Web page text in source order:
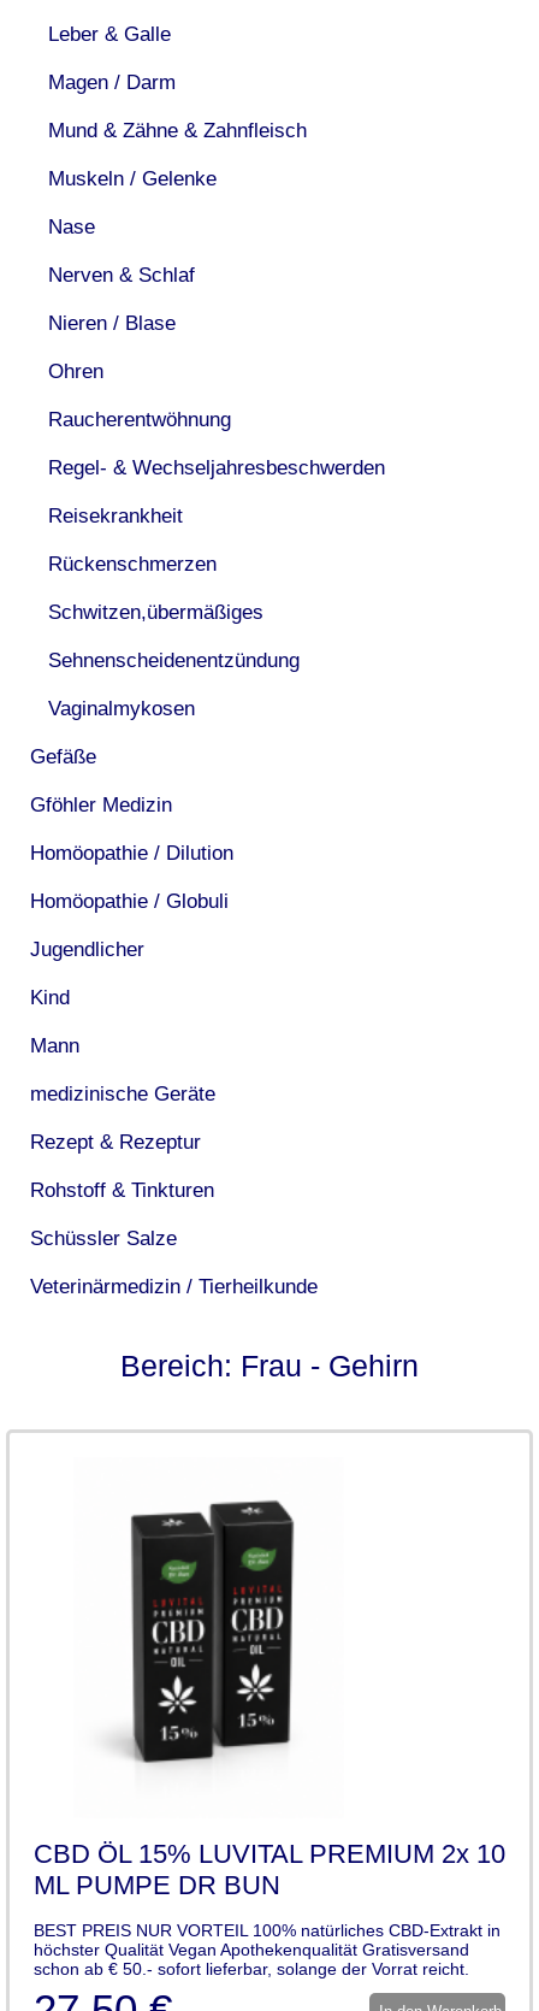
Leber & Galle
Magen / Darm
Mund & Zähne & Zahnfleisch
Muskeln / Gelenke
Nase
Nerven & Schlaf
Nieren / Blase
Ohren
Raucherentwöhnung
Regel- & Wechseljahresbeschwerden
Reisekrankheit
Rückenschmerzen
Schwitzen,übermäßiges
Sehnenscheidenentzündung
Vaginalmykosen
Gefäße
Gföhler Medizin
Homöopathie / Dilution
Homöopathie / Globuli
Jugendlicher
Kind
Mann
medizinische Geräte
Rezept & Rezeptur
Rohstoff & Tinkturen
Schüssler Salze
Veterinärmedizin / Tierheilkunde
Bereich: Frau - Gehirn
CBD ÖL 15% LUVITAL PREMIUM 2x 10
ML PUMPE DR BUN
BEST PREIS NUR VORTEIL 100% natürliches CBD-Extrakt in
höchster Qualität Vegan Apothekenqualität Gratisversand
schon ab € 50.- sofort lieferbar, solange der Vorrat reicht.